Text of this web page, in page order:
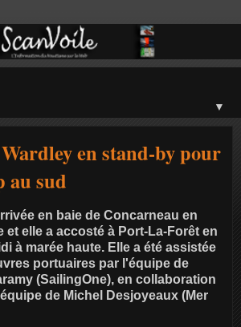
▼
en stand-by pour
au sud
en baie de Concarneau en
et elle a accosté à Port-La-Forêt en
à marée haute. Elle a été assistée
portuaires par l'équipe de
(SailingOne), en collaboration
de Michel Desjoyeaux (Mer